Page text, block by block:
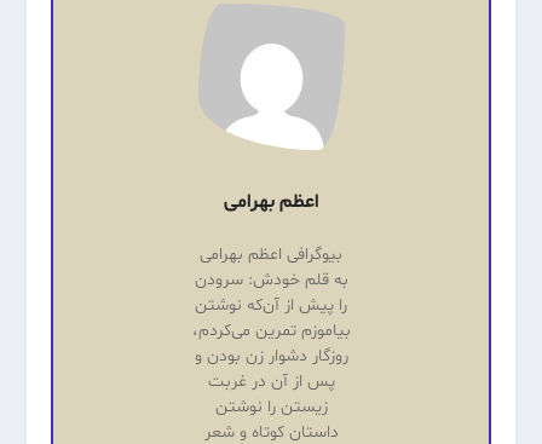
اعظم بهرامی
بیوگرافی اعظم بهرامی
به قلم خودش: سرودن
را پیش از آن‌که نوشتن
بیاموزم تمرین می‌کردم،
روزگار دشوار زن بودن و
پس از آن در غربت
زیستن را نوشتن
داستان کوتاه و شعر